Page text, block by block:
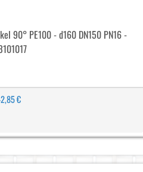
90° PE100 - d160 DN150 PN16 -
€